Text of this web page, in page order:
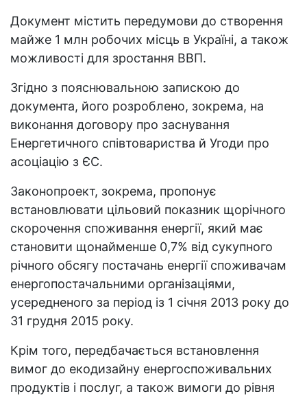
Документ містить передумови до створення
майже 1 млн робочих місць в Україні, а також
можливості для зростання ВВП.
Згідно з пояснювальною запискою до
документа, його розроблено, зокрема, на
виконання договору про заснування
Енергетичного співтовариства й Угоди про
асоціацію з ЄС.
Законопроект, зокрема, пропонує
встановлювати цільовий показник щорічного
скорочення споживання енергії, який має
становити щонайменше 0,7% від сукупного
річного обсягу постачань енергії споживачам
енергопостачальними організаціями,
усередненого за період із 1 січня 2013 року до
31 грудня 2015 року.
Крім того, передбачається встановлення
вимог до екодизайну енергоспоживальних
продуктів і послуг, а також вимоги до рівня